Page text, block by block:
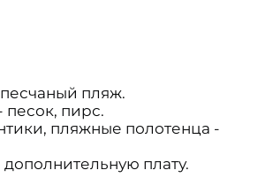
пляж.
песок, пирс.
пляжные полотенца -
плату.